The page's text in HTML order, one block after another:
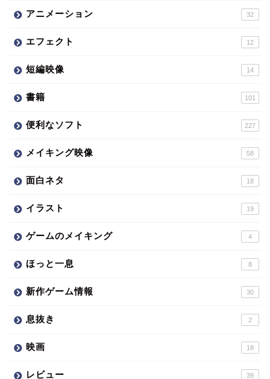
アニメーション 32
エフェクト 12
短編映像 14
書籍 101
便利なソフト 227
メイキング映像 58
面白ネタ 18
イラスト 19
ゲームのメイキング 4
ほっと一息 8
新作ゲーム情報 30
息抜き 2
映画 18
レビュー 39